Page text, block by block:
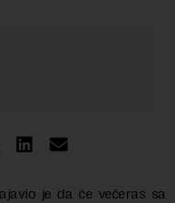
je da će večeras sa